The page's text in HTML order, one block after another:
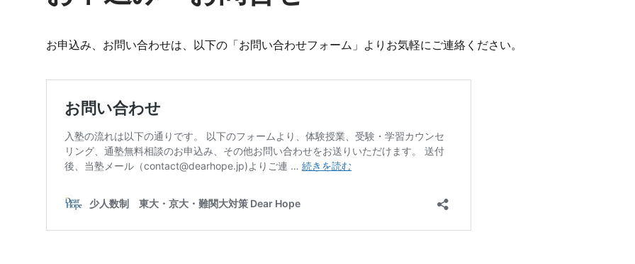
お申込み、お問い合わせは、以下の「お問い合わせフォーム」よりお気軽にご連絡ください。